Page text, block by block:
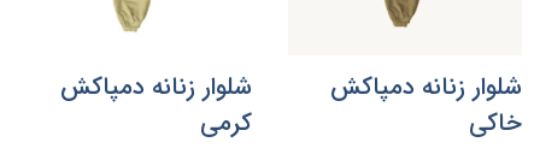
شلوار زنانه دمپاکش
خاکی
شلوار زنانه دمپاکش
کرمی